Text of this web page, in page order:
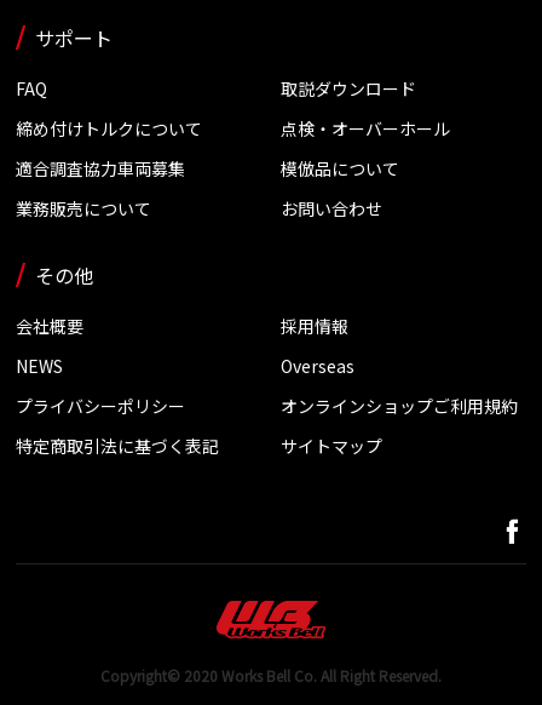
サポート
FAQ
取説ダウンロード
締め付けトルクについて
点検・オーバーホール
適合調査協力車両募集
模倣品について
業務販売について
お問い合わせ
その他
会社概要
採用情報
NEWS
Overseas
プライバシーポリシー
オンラインショップご利用規約
特定商取引法に基づく表記
サイトマップ
Copyright© 2020 Works Bell Co. All Right Reserved.